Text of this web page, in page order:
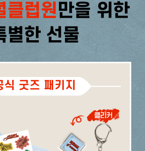
클럽원만을 위한
별한 선물
식 굿즈 패키지